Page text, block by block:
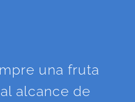
una fruta
alcance de